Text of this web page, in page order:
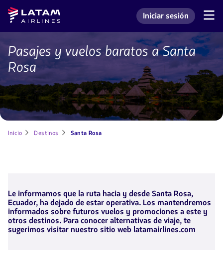
Saltar
menú.
Saltar al
contenido
principal.
Navegación
de
usuario.
Latam
Airlines
Ingresar a mi cuenta
Iniciar sesión
vuelos
santa
rosa
Pasajes y vuelos baratos a Santa
Rosa
Inicio Destinos Santa Rosa
Le informamos que la ruta hacia y desde Santa Rosa,
Ecuador, ha dejado de estar operativa. Los mantendremos
informados sobre futuros vuelos y promociones a este y
otros destinos. Para conocer alternativas de viaje, te
sugerimos visitar nuestro sitio web latamairlines.com